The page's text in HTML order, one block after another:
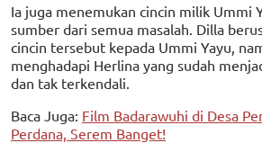
Ia juga menemukan cincin milik Ummi
sumber dari semua masalah. Dilla
cincin tersebut kepada Ummi Yayu,
menghadapi Herlina yang sudah
dan tak terkendali.
Baca Juga: Film Badarawuhi di Desa
Perdana, Serem Banget!